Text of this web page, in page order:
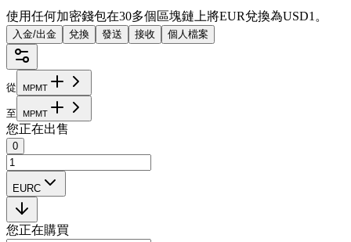
使用任何加密錢包在30多個區塊鏈上將EUR兌換為USD1。
入金/出金 兌換 發送 接收 個人檔案
從 MPMT
至 MPMT
您正在出售
0
EURC
您正在購買